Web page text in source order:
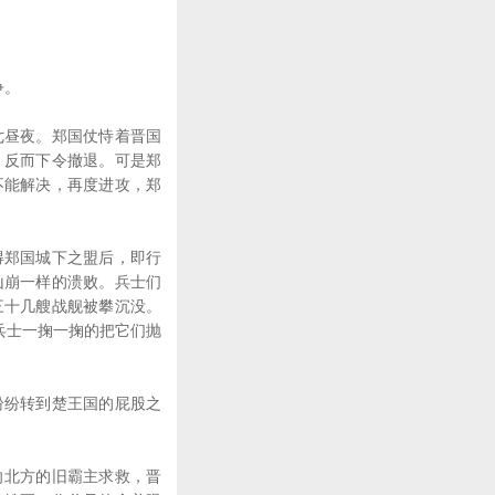
夜。郑国仗恃着晋国
而下令撤退。可是郑
解决，再度进攻，郑
国城下之盟后，即行
一样的溃败。兵士们
几艘战舰被攀沉没。
士一掬一掬的把它们抛
转到楚王国的屁股之
方的旧霸主求救，晋